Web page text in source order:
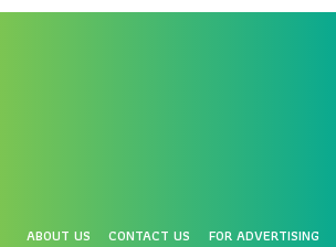
ABOUT US
CONTACT US FOR ADVERTISING